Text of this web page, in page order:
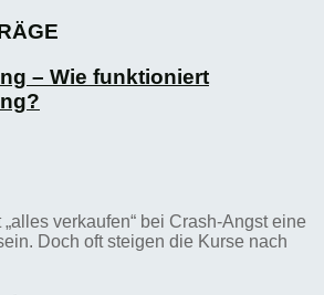
– Wie funktioniert
verkaufen“ bei Crash-Angst eine
Doch oft steigen die Kurse nach